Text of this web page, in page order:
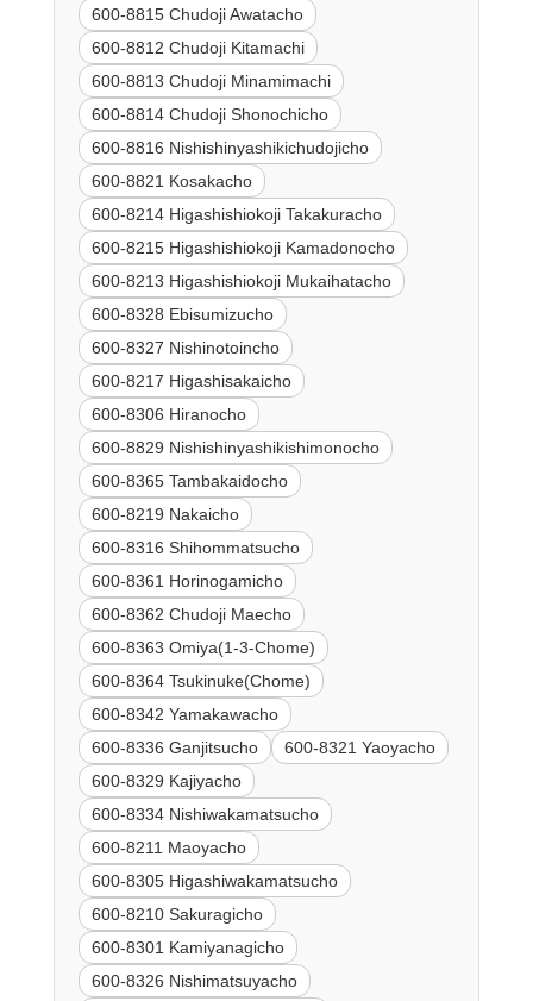
600-8815 Chudoji Awatacho
600-8812 Chudoji Kitamachi
600-8813 Chudoji Minamimachi
600-8814 Chudoji Shonochicho
600-8816 Nishishinyashikichudojicho
600-8821 Kosakacho
600-8214 Higashishiokoji Takakuracho
600-8215 Higashishiokoji Kamadonocho
600-8213 Higashishiokoji Mukaihatacho
600-8328 Ebisumizucho
600-8327 Nishinotoincho
600-8217 Higashisakaicho
600-8306 Hiranocho
600-8829 Nishishinyashikishimonocho
600-8365 Tambakaidocho
600-8219 Nakaicho
600-8316 Shihommatsucho
600-8361 Horinogamicho
600-8362 Chudoji Maecho
600-8363 Omiya(1-3-Chome)
600-8364 Tsukinuke(Chome)
600-8342 Yamakawacho
600-8336 Ganjitsucho
600-8321 Yaoyacho
600-8329 Kajiyacho
600-8334 Nishiwakamatsucho
600-8211 Maoyacho
600-8305 Higashiwakamatsucho
600-8210 Sakuragicho
600-8301 Kamiyanagicho
600-8326 Nishimatsuyacho